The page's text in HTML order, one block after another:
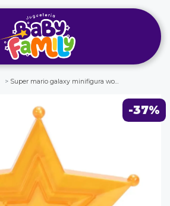
Super mario galaxy minifigura wonder bowser junior 4cm nintendo
-37%